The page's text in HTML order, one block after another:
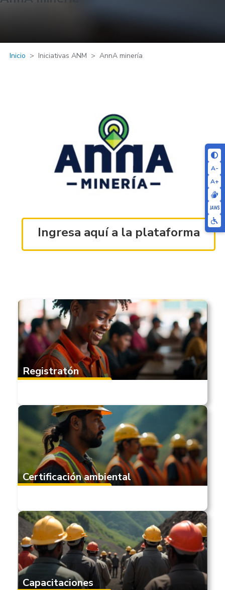
A-
A+
Inicio Iniciativas ANM AnnA minería
Ingresa aquí a la plataforma
Registratón
Certificación ambiental
Capacitaciones